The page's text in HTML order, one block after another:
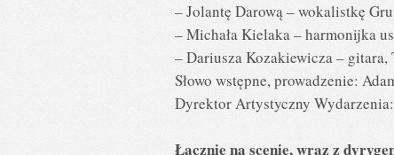
– Jolantę Darową – wokalistkę
– Michała Kielaka – harmonijka
– Dariusza Kozakiewicza – gitara,
Słowo wstępne, prowadzenie:
Dyrektor Artystyczny
Łącznie na scenie, wraz z